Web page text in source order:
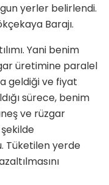
yerler belirlendi.
Barajı.
Yani benim
üretimine paralel
geldiği ve fiyat
sürece, benim
ve rüzgar
Tüketilen yerde